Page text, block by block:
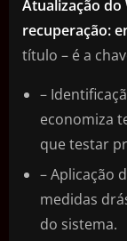
Atualização
recuperação:
título – é a
–
economiza
que testar
– Aplicação
medidas
do sistema.